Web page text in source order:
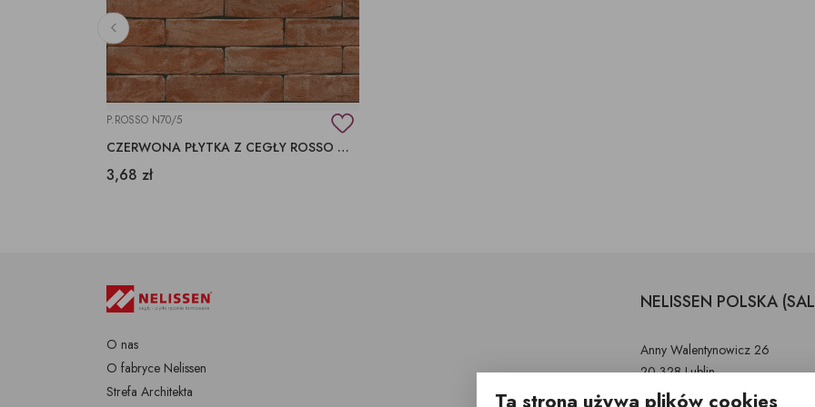
P.ROSSO N70/5
CZERWONA PŁYTKA Z CEGŁY ROSSO N70/5
3,68 zł
O nas
O fabryce Nelissen
Strefa Architekta
NELISSEN POLSKA
Anny Walentynowicz 26
20-328 Lublin
Ta strona używa plików cookies